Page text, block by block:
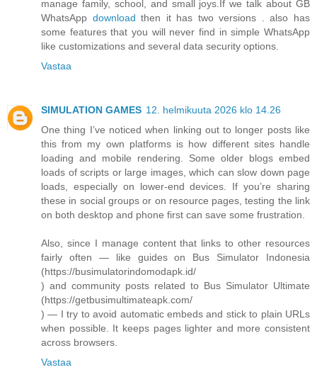
manage family, school, and small joys.If we talk about GB
WhatsApp download then it has two versions . also has
some features that you will never find in simple WhatsApp
like customizations and several data security options.
Vastaa
SIMULATION GAMES 12. helmikuuta 2026 klo 14.26
One thing I’ve noticed when linking out to longer posts like
this from my own platforms is how different sites handle
loading and mobile rendering. Some older blogs embed
loads of scripts or large images, which can slow down page
loads, especially on lower-end devices. If you’re sharing
these in social groups or on resource pages, testing the link
on both desktop and phone first can save some frustration.
Also, since I manage content that links to other resources
fairly often — like guides on Bus Simulator Indonesia
(https://busimulatorindomodapk.id/
) and community posts related to Bus Simulator Ultimate
(https://getbusimultimateapk.com/
) — I try to avoid automatic embeds and stick to plain URLs
when possible. It keeps pages lighter and more consistent
across browsers.
Vastaa